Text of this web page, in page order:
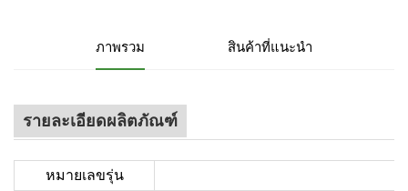
ภาพรวม สินค้าที่แนะนำ
รายละเอียดผลิตภัณฑ์
หมายเลขรุ่น